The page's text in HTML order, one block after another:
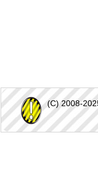
(C) 2008-